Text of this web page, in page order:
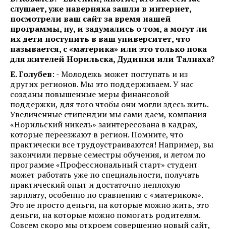
слушает, уже наверняка зашли в интернет,
посмотрели ваш сайт за время нашей
программы, ну, и задумались о том, а могут ли
их дети поступить в ваш университет, что
называется, с «материка» или это только пока
для жителей Норильска, Дудинки или Талнаха?
Е. Голубев: - Молодежь может поступать и из
других регионов. Мы это поддерживаем. У нас
созданы повышенные меры финансовой
поддержки, для того чтобы они могли здесь жить.
Увеличенные стипендии мы сами даем, компания
«Норильский никель» заинтересована в кадрах,
которые переезжают в регион. Помните, что
практически все трудоустраиваются! Например, вы
закончили первые семестры обучения, и летом по
программе «Профессиональный старт» студент
может работать уже по специальности, получать
практический опыт и достаточно неплохую
зарплату, особенно по сравнению с «материком».
Это не просто деньги, на которые можно жить, это
деньги, на которые можно помогать родителям.
Совсем скоро мы откроем совершенно новый сайт,